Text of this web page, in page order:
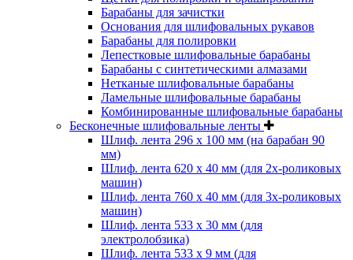
Барабаны для зачистки
Основания для шлифовальных рукавов
Барабаны для полировки
Лепестковые шлифовальные барабаны
Барабаны с синтетическими алмазами
Нетканые шлифовальные барабаны
Ламельные шлифовальные барабаны
Комбинированные шлифовальные барабаны
Бесконечные шлифовальные ленты
Шлиф. лента 296 х 100 мм (на барабан 90
мм)
Шлиф. лента 620 х 40 мм (для 2х-роликовых
машин)
Шлиф. лента 760 х 40 мм (для 3х-роликовых
машин)
Шлиф. лента 533 х 30 мм (для
электролобзика)
Шлиф. лента 533 х 9 мм (для